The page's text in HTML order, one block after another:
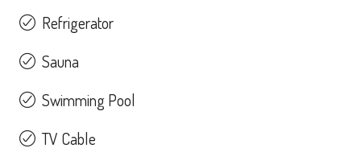
Refrigerator
Sauna
Swimming Pool
TV Cable